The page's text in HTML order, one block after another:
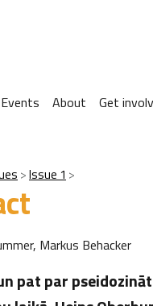
Events About Get
Issue 1
Markus Behacker
pat par